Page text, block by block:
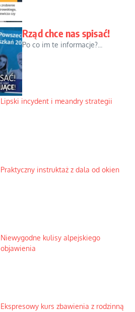
Rząd chce nas spisać!
Po co im te informacje?...
Lipski incydent i meandry strategii
Praktyczny instruktaż z dala od okien
Niewygodne kulisy alpejskiego
objawienia
Ekspresowy kurs zbawienia z rodzinną